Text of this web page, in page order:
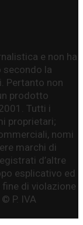
e non ha
secondo la
Pertanto non
prodotto
Tutti i
proprietari;
nomi
marchi di
d’altre
esplicativo ed
di violazione
P. IVA